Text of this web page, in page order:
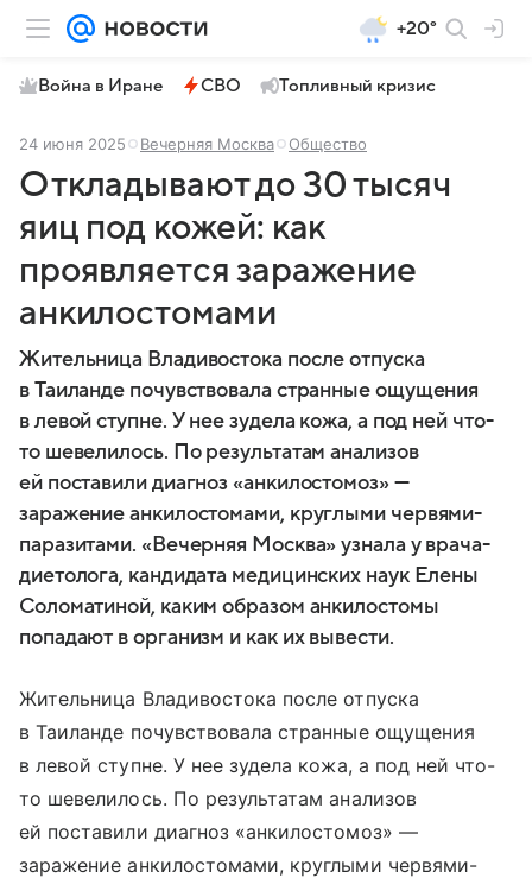
+20°
Война в Иране СВО Топливный кризис
24 июня 2025 Вечерняя Москва Общество
Откладывают до 30 тысяч
яиц под кожей: как
проявляется заражение
анкилостомами
Жительница Владивостока после отпуска
в Таиланде почувствовала странные ощущения
в левой ступне. У нее зудела кожа, а под ней что-
то шевелилось. По результатам анализов
ей поставили диагноз «анкилостомоз» —
заражение анкилостомами, круглыми червями-
паразитами. «Вечерняя Москва» узнала у врача-
диетолога, кандидата медицинских наук Елены
Соломатиной, каким образом анкилостомы
попадают в организм и как их вывести.
Жительница Владивостока после отпуска
в Таиланде почувствовала странные ощущения
в левой ступне. У нее зудела кожа, а под ней что-
то шевелилось. По результатам анализов
ей поставили диагноз «анкилостомоз» —
заражение анкилостомами, круглыми червями-